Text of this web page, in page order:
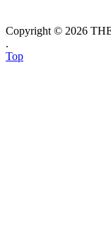
Copyright © 2026
.
Top